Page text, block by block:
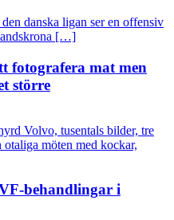
danska ligan ser en offensiv
[…]
fotografera mat men
större
Volvo, tusentals bilder, tre
möten med kockar,
behandlingar i